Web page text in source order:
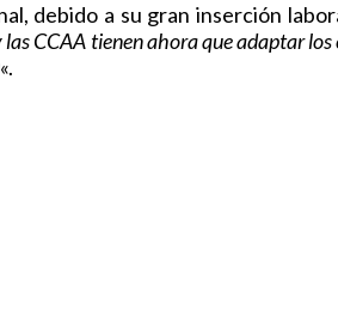
debido a su gran inserción
CCAA tienen ahora que adaptar
«.